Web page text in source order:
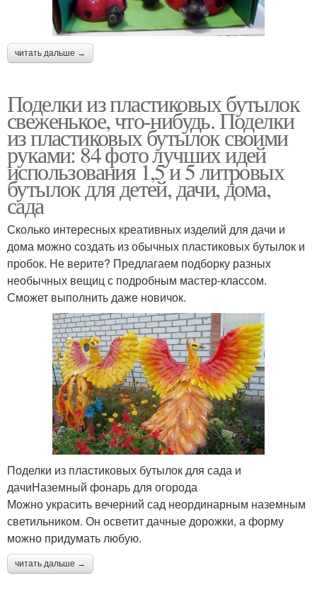
читать дальше →
Поделки из пластиковых бутылок
свеженькое, что-нибудь. Поделки
из пластиковых бутылок своими
руками: 84 фото лучших идей
использования 1,5 и 5 литровых
бутылок для детей, дачи, дома,
сада
Сколько интересных креативных изделий для дачи и
дома можно создать из обычных пластиковых бутылок и
пробок. Не верите? Предлагаем подборку разных
необычных вещиц с подробным мастер-классом.
Сможет выполнить даже новичок.
Поделки из пластиковых бутылок для сада и
дачиНаземный фонарь для огорода
Можно украсить вечерний сад неординарным наземным
светильником. Он осветит дачные дорожки, а форму
можно придумать любую.
читать дальше →